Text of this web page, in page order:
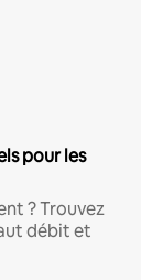
pour les
? Trouvez
débit et